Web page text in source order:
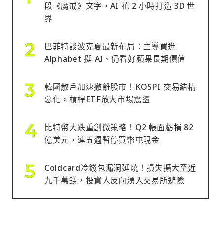
段《魔戒》文字，AI 花 2 小時打造 3D 世
界
巴菲特談波克夏最新布局：主導買進
Alphabet 挺 AI、仍看好蘋果長期價值
韓國散戶加速撤離股市！KOSPI 交易結構
惡化，槓桿ETF放大市場震盪
比特幣大跌重創微策略！Q2 帳面虧損 82
億美元，連五週暫停買幣屯現金
Coldcard冷錢包漏洞延燒！損失擴大至近
九千萬鎂，投資人反向湧入交易所避險